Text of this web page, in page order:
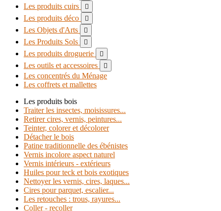
Les produits cuirs 
Les produits déco 
Les Objets d'Arts 
Les Produits Sols 
Les produits droguerie 
Les outils et accessoires 
Les concentrés du Ménage
Les coffrets et mallettes
Les produits bois
Traiter les insectes, moisissures...
Retirer cires, vernis, peintures...
Teinter, colorer et décolorer
Détacher le bois
Patine traditionnelle des ébénistes
Vernis incolore aspect naturel
Vernis intérieurs - extérieurs
Huiles pour teck et bois exotiques
Nettoyer les vernis, cires, laques...
Cires pour parquet, escalier...
Les retouches : trous, rayures...
Coller - recoller